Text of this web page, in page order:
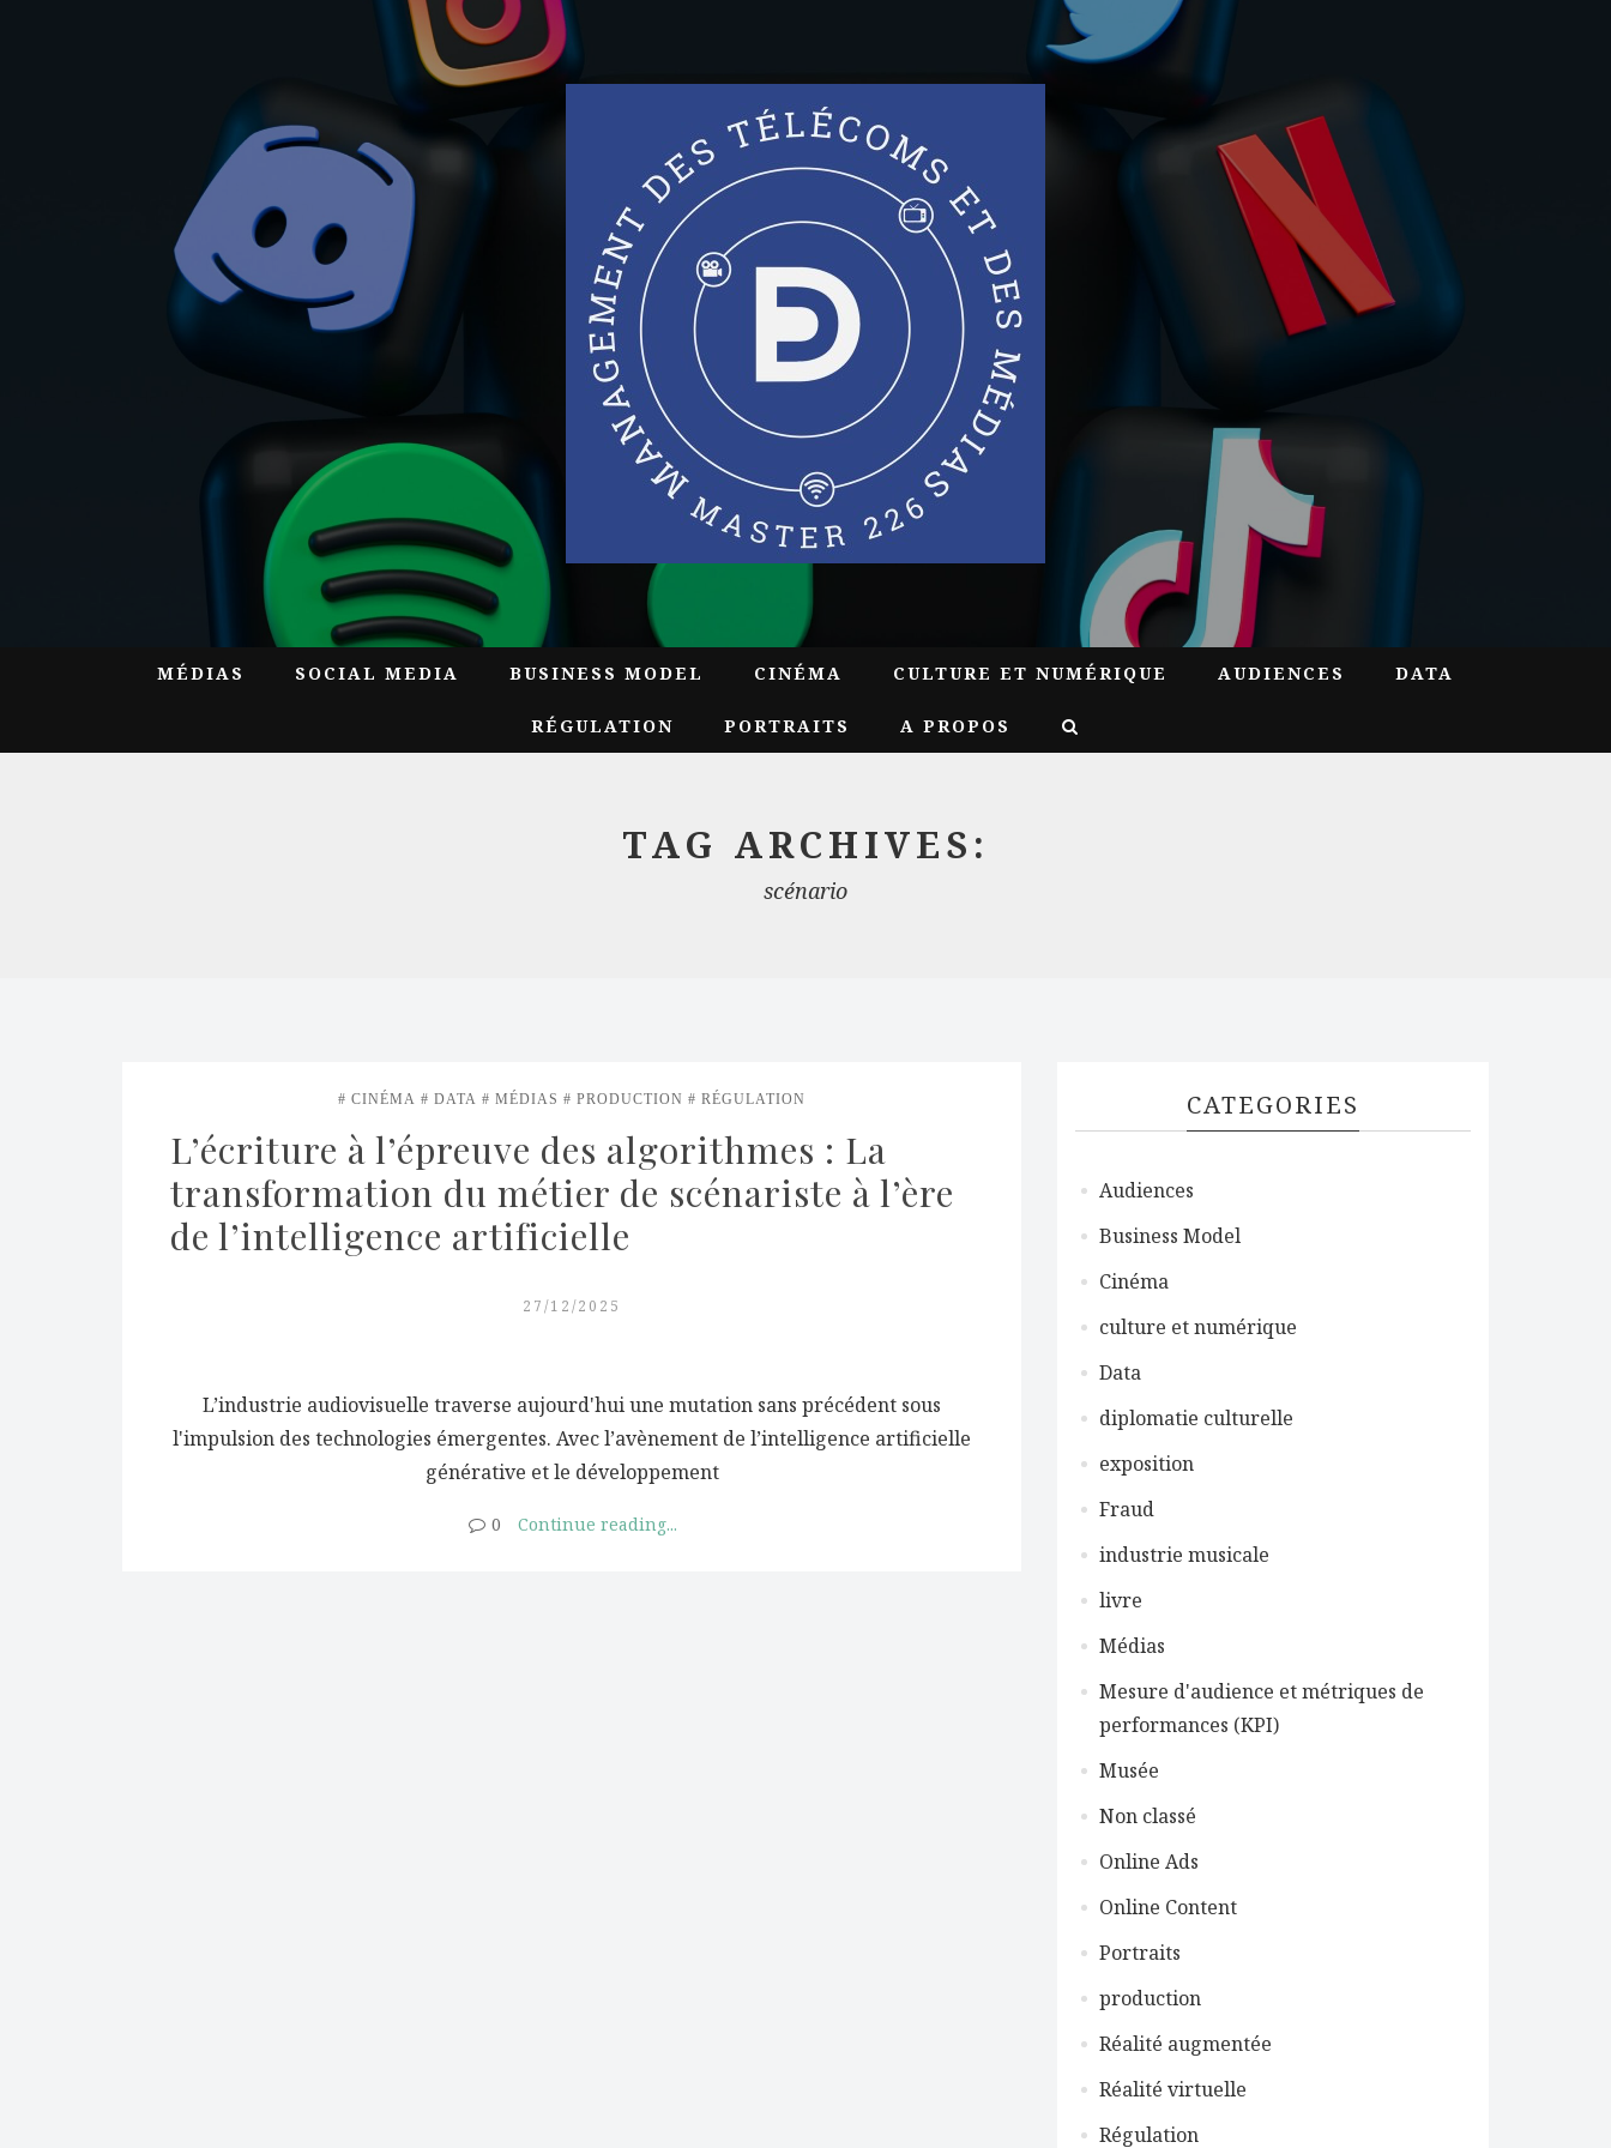
MÉDIAS SOCIAL MEDIA BUSINESS MODEL CINÉMA CULTURE ET NUMÉRIQUE AUDIENCES DATA
RÉGULATION PORTRAITS A PROPOS
TAG ARCHIVES:
scénario
CINÉMA DATA MÉDIAS PRODUCTION RÉGULATION
L’écriture à l’épreuve des algorithmes : La
transformation du métier de scénariste à l’ère
de l’intelligence artificielle
27/12/2025
L’industrie audiovisuelle traverse aujourd'hui une mutation sans précédent sous
l'impulsion des technologies émergentes. Avec l’avènement de l’intelligence artificielle
générative et le développement
0 Continue reading...
CATEGORIES
Audiences
Business Model
Cinéma
culture et numérique
Data
diplomatie culturelle
exposition
Fraud
industrie musicale
livre
Médias
Mesure d'audience et métriques de
performances (KPI)
Musée
Non classé
Online Ads
Online Content
Portraits
production
Réalité augmentée
Réalité virtuelle
Régulation